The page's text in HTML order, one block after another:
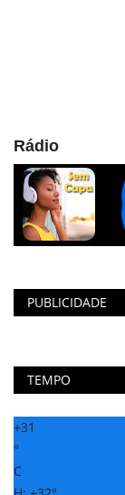
Rádio
PUBLICIDADE
TEMPO
+31
°
C